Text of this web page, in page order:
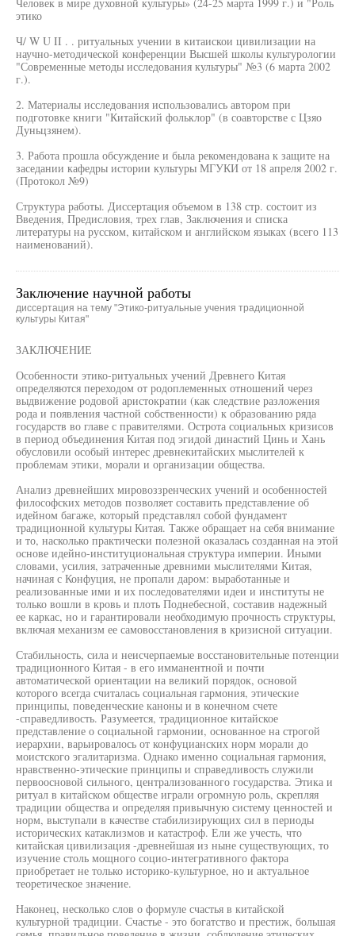
этико
Ч/ W U II . . ритуальных учении в китаискои цивилизации на
научно-методической конференции Высшей школы культурологии
"Современные методы исследования культуры" №3 (6 марта 2002
г.).
2. Материалы исследования использовались автором при
подготовке книги "Китайский фольклор" (в соавторстве с Цзяо
Дуньцзянем).
3. Работа прошла обсуждение и была рекомендована к защите на
заседании кафедры истории культуры МГУКИ от 18 апреля 2002 г.
(Протокол №9)
Структура работы. Диссертация объемом в 138 стр. состоит из
Введения, Предисловия, трех глав, Заключения и списка
литературы на русском, китайском и английском языках (всего 113
наименований).
Заключение научной работы
диссертация на тему "Этико-ритуальные учения традиционной
культуры Китая"
ЗАКЛЮЧЕНИЕ
Особенности этико-ритуальных учений Древнего Китая
определяются переходом от родоплеменных отношений через
выдвижение родовой аристократии (как следствие разложения
рода и появления частной собственности) к образованию ряда
государств во главе с правителями. Острота социальных кризисов
в период объединения Китая под эгидой династий Цинь и Хань
обусловили особый интерес древнекитайских мыслителей к
проблемам этики, морали и организации общества.
Анализ древнейших мировоззренческих учений и особенностей
философских методов позволяет составить представление об
идейном багаже, который представлял собой фундамент
традиционной культуры Китая. Также обращает на себя внимание
и то, насколько практически полезной оказалась созданная на этой
основе идейно-институциональная структура империи. Иными
словами, усилия, затраченные древними мыслителями Китая,
начиная с Конфуция, не пропали даром: выработанные и
реализованные ими и их последователями идеи и институты не
только вошли в кровь и плоть Поднебесной, составив надежный
ее каркас, но и гарантировали необходимую прочность структуры,
включая механизм ее самовосстановления в кризисной ситуации.
Стабильность, сила и неисчерпаемые восстановительные потенции
традиционного Китая - в его имманентной и почти
автоматической ориентации на великий порядок, основой
которого всегда считалась социальная гармония, этические
принципы, поведенческие каноны и в конечном счете
-справедливость. Разумеется, традиционное китайское
представление о социальной гармонии, основанное на строгой
иерархии, варьировалось от конфуцианских норм морали до
моистского эгалитаризма. Однако именно социальная гармония,
нравственно-этические принципы и справедливость служили
первоосновой сильного, централизованного государства. Этика и
ритуал в китайском обществе играли огромную роль, скрепляя
традиции общества и определяя привычную систему ценностей и
норм, выступали в качестве стабилизирующих сил в периоды
исторических катаклизмов и катастроф. Ели же учесть, что
китайская цивилизация -древнейшая из ныне существующих, то
изучение столь мощного социо-интегративного фактора
приобретает не только историко-культурное, но и актуальное
теоретическое значение.
Наконец, несколько слов о формуле счастья в китайской
культурной традиции. Счастье - это богатство и престиж, большая